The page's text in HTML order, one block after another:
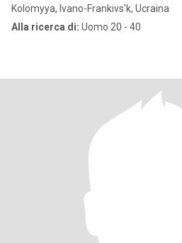
Kolomyya, Ivano-Frankivs'k, Ucraina
Alla ricerca di: Uomo 20 - 40